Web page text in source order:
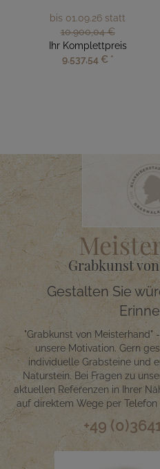
bis 01.09.26 statt
10.900,04 €
Ihr Komplettpreis
9.537,54 € *
Grabkunst
Gestalten Sie
"Grabkunst von Meisterhand"
unsere Motivation. Gern
individuelle Grabsteine und
Naturstein. Bei Fragen zu
aktuellen Referenzen in Ihrer
auf direktem Wege per
+49